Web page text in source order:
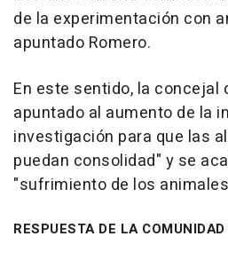
de la experimentación con
apuntado Romero.
En este sentido, la concejal
apuntado al aumento de la
investigación para que las
puedan consolidad" y se
"sufrimiento de los
RESPUESTA DE LA